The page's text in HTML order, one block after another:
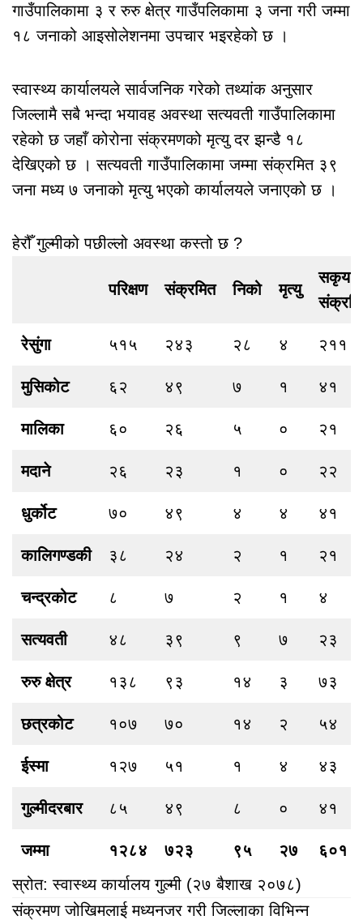
गाउँपालिकामा ३ र रुरु क्षेत्र गाउँपलिकामा ३ जना गरी जम्मा
१८ जनाको आइसोलेशनमा उपचार भइरहेको छ ।
स्वास्थ्य कार्यालयले सार्वजनिक गरेको तथ्यांक अनुसार
जिल्लामै सबै भन्दा भयावह अवस्था सत्यवती गाउँपालिकामा
रहेको छ जहाँ कोरोना संक्रमणको मृत्‍यु दर झन्डै १८
देखिएको छ । सत्यवती गाउँपालिकामा जम्मा संक्रमित ३९
जना मध्य ७ जनाको मृत्‍यु भएको कार्यालयले जनाएको छ ।
हेरौँ गुल्मीको पछील्लो अवस्था कस्तो छ ?
परिक्षण संक्रमित निको मृत्‍यु
सकृय
रेसुंगा ५१५ २४३ २८ ४ २११
मुसिकोट ६२ ४९ ७ १ ४१
मालिका ६० २६ ५ ० २१
मदाने २६ २३ १ ० २२
धुर्कोट ७० ४९ ४ ४ ४१
कालिगण्डकी ३८ २४ २ १ २१
चन्द्रकोट ८ ७ २ १ ४
सत्यवती ४८ ३९ ९ ७ २३
रुरु क्षेत्र १३८ ९३ १४ ३ ७३
छत्रकोट १०७ ७० १४ २ ५४
ईस्मा १२७ ५१ १ ४ ४३
गुल्मीदरबार ८५ ४९ ८ ० ४१
जम्मा १२८४ ७२३ ९५ २७
६०१
स्रोत: स्वास्थ्य कार्यालय गुल्मी (२७ बैशाख २०७८)
संक्रमण जोखिमलाई मध्यनजर गरी जिल्लाका विभिन्न